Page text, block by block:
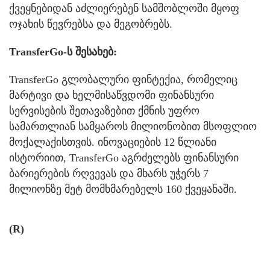
ქვეყნებიდან აძლიერებენ სამშობლოში მყოფ
ოჯახის წევრებსა და მეგობრებს.
TransferGo-ს შესახებ:
TransferGo გლობალური ფინტექია, რომელიც
მარტივი და ხელმისაწვდომი ფინანსური
სერვისების შეთავაზებით ქმნის უფრო
სამართლიან სამყაროს მილიონობით მსოფლიო
მოქალაქისთვის. ინოვაციების 12 წლიანი
ისტორიით, TransferGo აგრძელებს ფინანსური
ბარიერების რღვევას და მხარს უჭერს 7
მილიონზე მეტ მომხმარებელს 160 ქვეყანაში.
(R)